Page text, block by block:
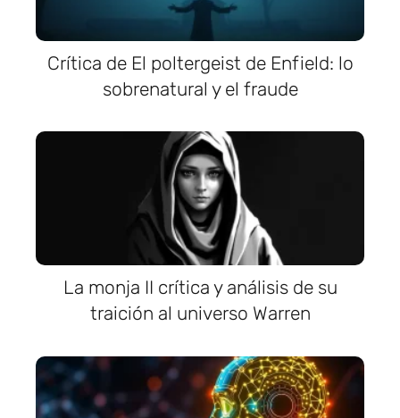
Crítica de El poltergeist de Enfield: lo
sobrenatural y el fraude
La monja II crítica y análisis de su
traición al universo Warren